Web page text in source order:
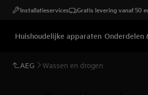
Installatieservices Gratis levering vanaf 50
Huishoudelijke apparaten Onderdelen
AEG Wassen en drogen